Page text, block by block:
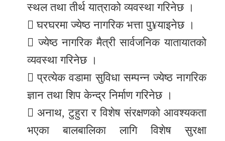
स्थल तथा तीर्थ यात्राको व्यवस्था गरिनेछ ।
 घरघरमा ज्येष्ठ नागरिक भत्ता पु¥याइनेछ ।
 ज्येष्ठ नागरिक मैत्री सार्वजनिक यातायातको
व्यवस्था गरिनेछ ।
 प्रत्येक वडामा सुविधा सम्पन्न ज्येष्ठ नागरिक
ज्ञान तथा शिप केन्द्र निर्माण गरिनेछ ।
 अनाथ, टुहुरा र विशेष संरक्षणको आवश्यकता
भएका बालबालिका लागि विशेष सुरक्षा